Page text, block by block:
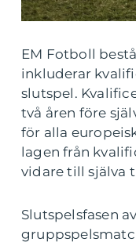
EM Fotboll
inkluderar
slutspel.
två åren före
för alla
lagen från
vidare till själva
Slutspelsfasen